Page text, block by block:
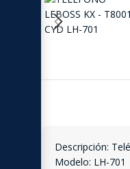
Descripción:
Modelo: LH-701